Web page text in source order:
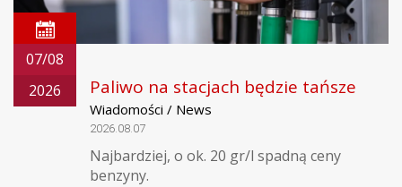
07/08
2026
Paliwo na stacjach będzie tańsze
Wiadomości / News
2026.08.07
Najbardziej, o ok. 20 gr/l spadną ceny
benzyny.